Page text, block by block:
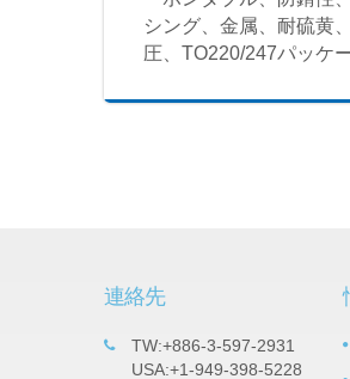
シング、金属、耐硫黄
圧、TO220/247パッケ
連絡先
TW:+886-3-597-2931
USA:+1-949-398-5228
05
重要な製品：
（TaN）薄膜